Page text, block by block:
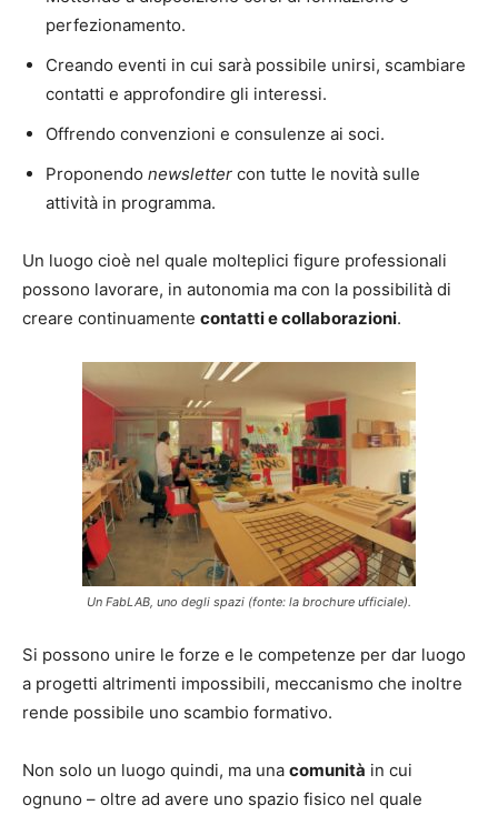
perfezionamento.
Creando eventi in cui sarà possibile unirsi, scambiare
contatti e approfondire gli interessi.
Offrendo convenzioni e consulenze ai soci.
Proponendo newsletter con tutte le novità sulle
attività in programma.
Un luogo cioè nel quale molteplici figure professionali
possono lavorare, in autonomia ma con la possibilità di
creare continuamente contatti e collaborazioni.
Un FabLAB, uno degli spazi (fonte: la brochure ufficiale).
Si possono unire le forze e le competenze per dar luogo
a progetti altrimenti impossibili, meccanismo che inoltre
rende possibile uno scambio formativo.
Non solo un luogo quindi, ma una comunità in cui
ognuno – oltre ad avere uno spazio fisico nel quale